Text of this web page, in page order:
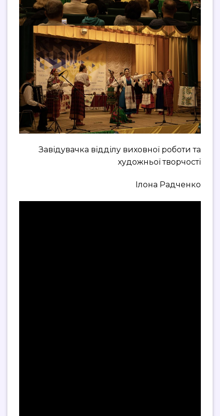
Завідувачка відділу виховної роботи та
художньої творчості
Ілона Радченко